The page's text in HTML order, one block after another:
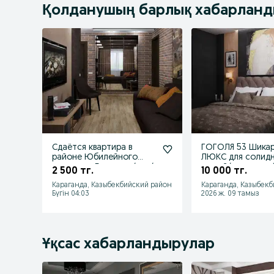
Қолданушың барлық
Сдаётся квартира в
районе Юбилейного
магазина, Боулинга/час/
2 500 тг.
Караганда, Казыбекбийский район
Бүгін 04:03
ГОГОЛЯ 53
ЛЮКС для
людей/почасово
10 000 тг.
Караганда,
2026 ж. 09 тамыз
Ұқсас хабарландырулар